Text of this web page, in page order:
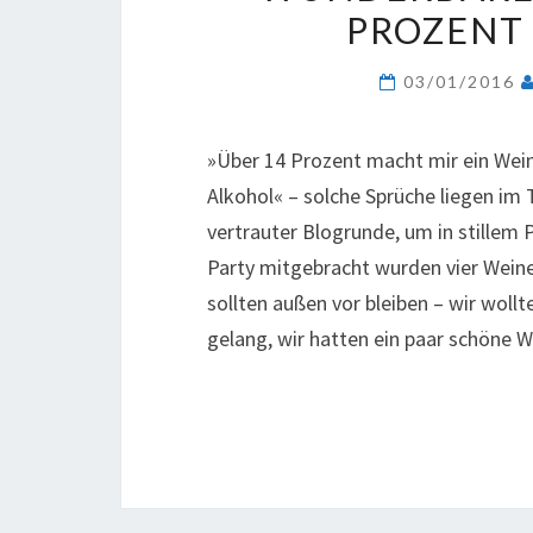
03/01/2016
»Über 14 Prozent macht mir ein
Alkohol« – solche Sprüche liegen
vertrauter Blogrunde, um in stillem
Party mitgebracht wurden vier
sollten außen vor bleiben – wir
gelang, wir hatten ein paar schöne